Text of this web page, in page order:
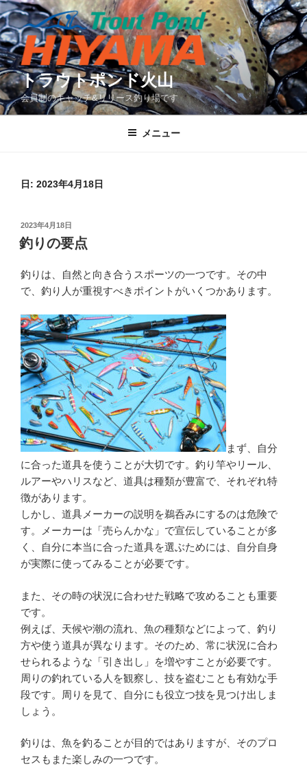
コ
ン
テ
ン
ツ
へ
ス
トラウトポンド火山
会員制のキャッチ&リリース釣り場です
メニュー
日: 2023年4月18日
投
稿
日:
2023年4月18日
釣りの要点
釣りは、自然と向き合うスポーツの一つです。その中
で、釣り人が重視すべきポイントがいくつかあります。
まず、自分
に合った道具を使うことが大切です。釣り竿やリール、
ルアーやハリスなど、道具は種類が豊富で、それぞれ特
徴があります。
しかし、道具メーカーの説明を鵜呑みにするのは危険で
す。メーカーは「売らんかな」で宣伝していることが多
く、自分に本当に合った道具を選ぶためには、自分自身
が実際に使ってみることが必要です。
また、その時の状況に合わせた戦略で攻めることも重要
です。
例えば、天候や潮の流れ、魚の種類などによって、釣り
方や使う道具が異なります。そのため、常に状況に合わ
せられるような「引き出し」を増やすことが必要です。
周りの釣れている人を観察し、技を盗むことも有効な手
段です。周りを見て、自分にも役立つ技を見つけ出しま
しょう。
釣りは、魚を釣ることが目的ではありますが、そのプロ
セスもまた楽しみの一つです。